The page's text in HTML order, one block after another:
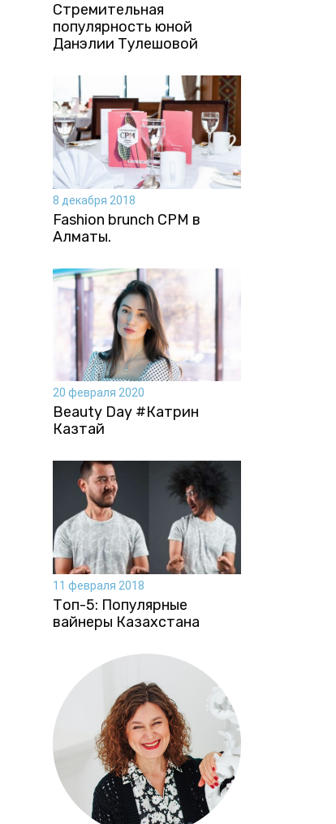
Стремительная
популярность юной
Данэлии Тулешовой
8 декабря 2018
Fashion brunch CPM в
Алматы.
20 февраля 2020
Beauty Day #Катрин
Казтай
11 февраля 2018
Топ-5: Популярные
вайнеры Казахстана